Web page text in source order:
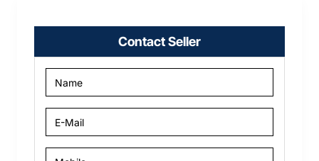
Contact Seller